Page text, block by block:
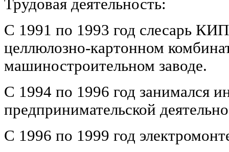
Трудовая деятельность:
С 1991 по 1993 год слесарь
целлюлозно-картонном
машиностроительном заводе.
С 1994 по 1996 год занимался
предпринимательской
С 1996 по 1999 год